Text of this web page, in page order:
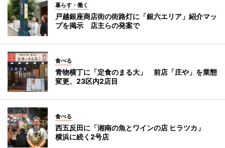
暮らす・働く
戸越銀座商店街の街路灯に「銀六エリア」紹介マッ
プを掲示 店主らの発案で
食べる
青物横丁に「定食のまる大」 前店「庄や」を業態
変更、23区内2店目
食べる
西五反田に「湘南の魚とワインの店 ヒラツカ」
横浜に続く2号店